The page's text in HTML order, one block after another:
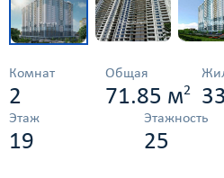
Комнат
2
Общая
71.85 м2
Этаж
19
Этажность
25